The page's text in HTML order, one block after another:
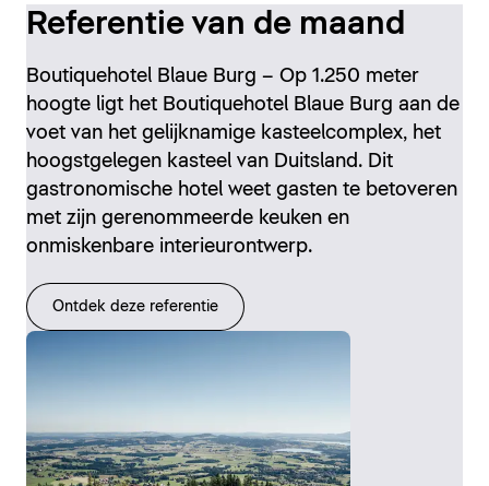
Referentie van de maand
Boutiquehotel Blaue Burg – Op 1.250 meter
hoogte ligt het Boutiquehotel Blaue Burg aan de
voet van het gelijknamige kasteelcomplex, het
hoogstgelegen kasteel van Duitsland. Dit
gastronomische hotel weet gasten te betoveren
met zijn gerenommeerde keuken en
onmiskenbare interieurontwerp.
Ontdek deze referentie